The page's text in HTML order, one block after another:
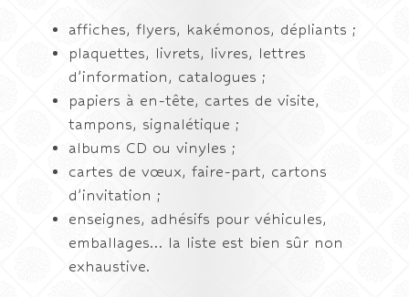
affiches, flyers, kakémonos, dépliants ;
plaquettes, livrets, livres, lettres
d’information, catalogues ;
papiers à en-tête, cartes de visite,
tampons, signalétique ;
albums CD ou vinyles ;
cartes de vœux, faire-part, cartons
d’invitation ;
enseignes, adhésifs pour véhicules,
emballages… la liste est bien sûr non
exhaustive.